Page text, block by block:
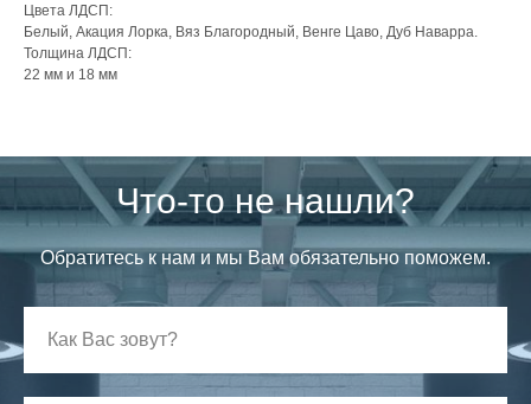
Цвета ЛДСП:
Белый, Акация Лорка, Вяз Благородный, Венге Цаво, Дуб Наварра.
Толщина ЛДСП:
22 мм и 18 мм
Что-то не нашли?
Обратитесь к нам и мы Вам обязательно поможем.